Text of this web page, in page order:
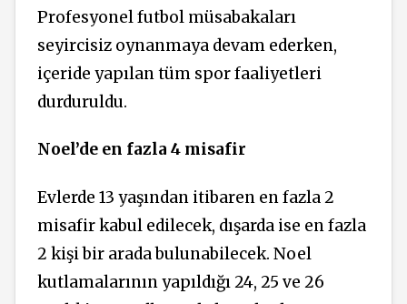
Profesyonel futbol müsabakaları
seyircisiz oynanmaya devam ederken,
içeride yapılan tüm spor faaliyetleri
durduruldu.
Noel’de en fazla 4 misafir
Evlerde 13 yaşından itibaren en fazla 2
misafir kabul edilecek, dışarda ise en fazla
2 kişi bir arada bulunabilecek. Noel
kutlamalarının yapıldığı 24, 25 ve 26